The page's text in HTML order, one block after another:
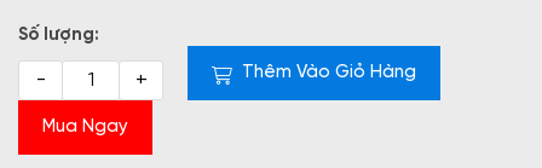
Số lượng:
- + Thêm Vào Giỏ Hàng
Mua Ngay